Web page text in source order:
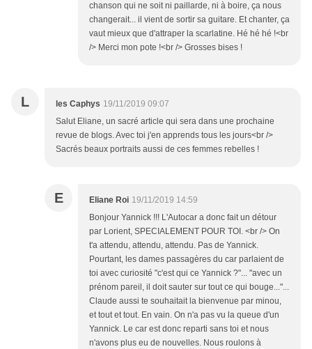
chanson qui ne soit ni paillarde, ni à boire, ça nous
changerait... il vient de sortir sa guitare. Et chanter, ça
vaut mieux que d'attraper la scarlatine. Hé hé hé !<br
/> Merci mon pote !<br /> Grosses bises !
L les Caphys 19/11/2019 09:07
Salut Eliane, un sacré article qui sera dans une prochaine
revue de blogs. Avec toi j'en apprends tous les jours<br />
Sacrés beaux portraits aussi de ces femmes rebelles !
E Eliane Roi 19/11/2019 14:59
Bonjour Yannick !!! L'Autocar a donc fait un détour
par Lorient, SPECIALEMENT POUR TOI. <br /> On
t'a attendu, attendu, attendu. Pas de Yannick.
Pourtant, les dames passagères du car parlaient de
toi avec curiosité "c'est qui ce Yannick ?"... "avec un
prénom pareil, il doit sauter sur tout ce qui bouge..."...
Claude aussi te souhaitait la bienvenue par minou,
et tout et tout. En vain. On n'a pas vu la queue d'un
Yannick. Le car est donc reparti sans toi et nous
n'avons plus eu de nouvelles. Nous roulons à